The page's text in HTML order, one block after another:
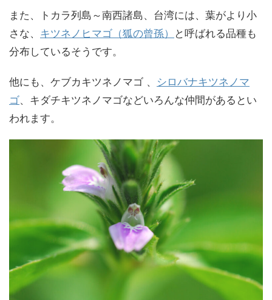
また、トカラ列島～南西諸島、台湾には、葉がより小
さな、 キツネノヒマゴ（狐の曾孫）
と呼ばれる品種も
分布しているそうです。
他にも、ケブカキツネノマゴ 、 シロバナキツネノマ
ゴ、キダチキツネノマゴなどいろんな仲間があるとい
われます。